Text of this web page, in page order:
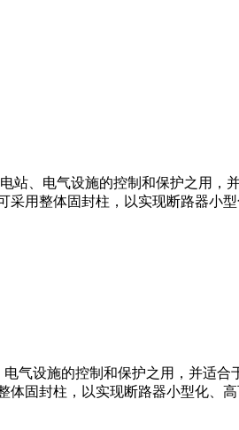
站、电气设施的控制和保护之用，
用整体固封柱，以实现断路器小
气设施的控制和保护之用，并适合
固封柱，以实现断路器小型化、